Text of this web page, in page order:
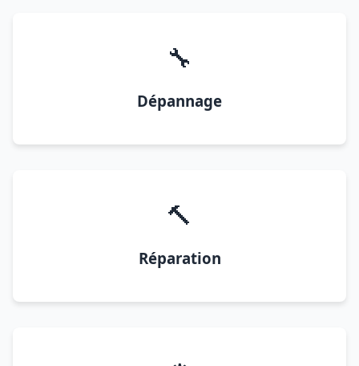
🔧
Dépannage
🔨
Réparation